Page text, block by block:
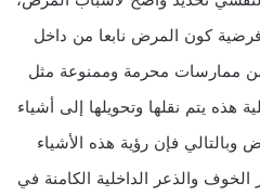
كون المرض نابعا من داخل
ممارسات محرمة وممنوعة مثل
يتم نقلها وتحويلها إلى أشياء
فإن رؤية هذه الأشياء
والذعر الداخلية الكامنة في